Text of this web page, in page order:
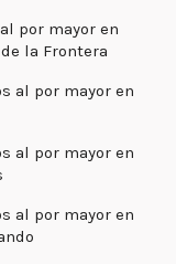
por mayor en
la Frontera
al por mayor en
al por mayor en
al por mayor en